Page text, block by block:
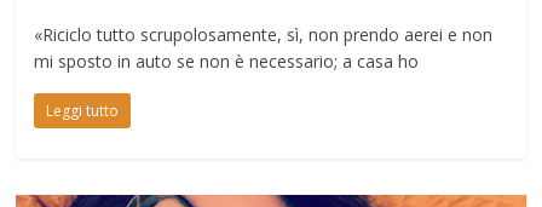
«Riciclo tutto scrupolosamente, sì, non prendo aerei e non
mi sposto in auto se non è necessario; a casa ho
Leggi tutto